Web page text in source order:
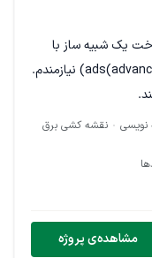
صنعتی
یک شبیه ساز با
استفاده از نرم افزار ads(advanced designing system) نیازمندم.
نویسی نقشه کشی برق
مشاهده‌ی پروژه